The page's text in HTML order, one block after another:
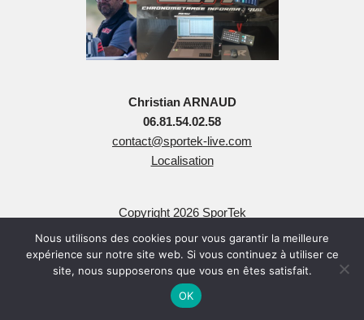
Christian ARNAUD
06.81.54.02.58
contact@sportek-live.com
Localisation
Copyright 2026 SporTek
Tous Droits Réservés
| Propulsé par
Nous utilisons des cookies pour vous garantir la meilleure
expérience sur notre site web. Si vous continuez à utiliser ce
site, nous supposerons que vous en êtes satisfait.
OK